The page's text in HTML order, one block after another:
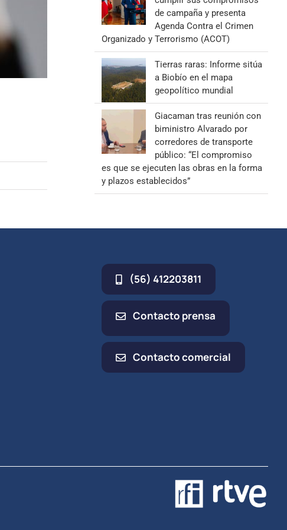
de campaña y presenta
Agenda Contra el Crimen
Organizado y Terrorismo (ACOT)
Tierras raras: Informe sitúa
a Biobío en el mapa
geopolítico mundial
Giacaman tras reunión con
biministro Alvarado por
corredores de transporte
público: “El compromiso
es que se ejecuten las obras en la forma
y plazos establecidos”
(56) 412203811
Contacto prensa
Contacto comercial